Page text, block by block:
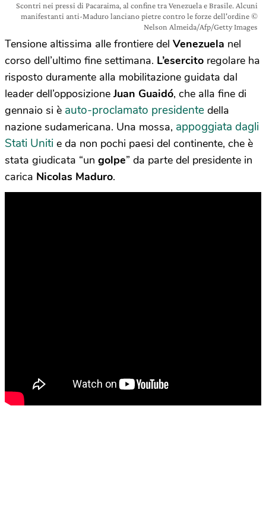
Scontri nei pressi di Pacaraima, al confine tra Venezuela e Brasile. Alcuni
manifestanti anti-Maduro lanciano pietre contro le forze dell'ordine ©
Nelson Almeida/Afp/Getty Images
Tensione altissima alle frontiere del Venezuela nel
corso dell’ultimo fine settimana. L’esercito regolare ha
risposto duramente alla mobilitazione guidata dal
leader dell’opposizioneJuan Guaidó, che alla fine di
gennaio si è auto-proclamato presidente della
nazione sudamericana. Una mossa, appoggiata dagli
Stati Uniti e da non pochi paesi del continente, che è
stata giudicata “un golpe” da parte del presidente in
carica Nicolas Maduro.